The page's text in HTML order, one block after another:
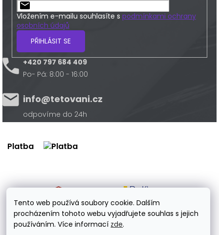
Tento web používá soubory cookie. Dalším
procházením tohoto webu vyjadřujete souhlas s jejich
používáním. Více informací zde.
Vložením e-mailu souhlasíte s podmínkami ochrany
osobních údajů
PŘIHLÁSIT SE
+420 797 684 409
Po- Pá: 8:00 - 16:00
info@tetovani.cz
odpovíme do 24h
Platba
Doprava